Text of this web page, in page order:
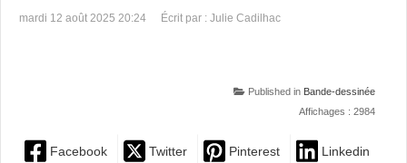
mardi 12 août 2025 20:24 Écrit par : Julie Cadilhac
Published in Bande-dessinée
Affichages : 2984
Facebook Twitter Pinterest Linkedin